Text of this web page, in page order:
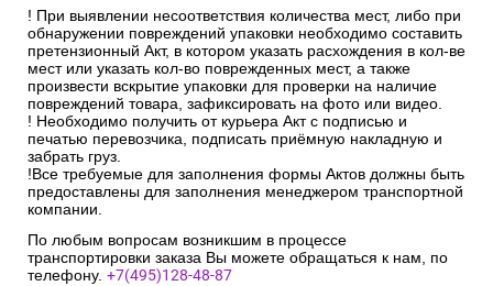
! При выявлении несоответствия количества мест, либо при
обнаружении повреждений упаковки необходимо составить
претензионный Акт, в котором указать расхождения в кол-ве
мест или указать кол-во поврежденных мест, а также
произвести вскрытие упаковки для проверки на наличие
повреждений товара, зафиксировать на фото или видео.
! Необходимо получить от курьера Акт с подписью и
печатью перевозчика, подписать приёмную накладную и
забрать груз.
!Все требуемые для заполнения формы Актов должны быть
предоставлены для заполнения менеджером транспортной
компании.
По любым вопросам возникшим в процессе
транспортировки заказа Вы можете обращаться к нам, по
телефону. +7(495)128-48-87